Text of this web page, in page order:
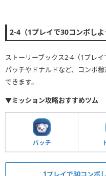
2-4（1プレイで30コンボし
ストーリーブックス2-4（1プレ
パッチやドナルドなど、コンボ
できます。
▼ミッション攻略おすすめツム
パッチ